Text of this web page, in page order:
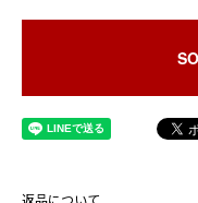
返品について